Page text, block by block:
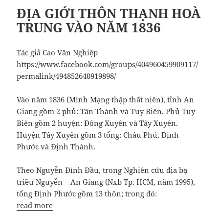
ĐỊA GIỚI THÔN THẠNH HOÀ
TRUNG VÀO NĂM 1836
Tác giả Cao Văn Nghiệp
https://www.facebook.com/groups/404960459909117/
permalink/494852640919898/
Vào năm 1836 (Minh Mạng thập thất niên), tỉnh An
Giang gồm 2 phủ: Tân Thành và Tuy Biên. Phủ Tuy
Biên gồm 2 huyện: Đông Xuyên và Tây Xuyên.
Huyện Tây Xuyên gồm 3 tổng: Châu Phú, Định
Phước và Định Thành.
Theo Nguyễn Đình Đầu, trong Nghiên cứu địa bạ
triều Nguyễn – An Giang (Nxb Tp. HCM, năm 1995),
tổng Định Phước gồm 13 thôn; trong đó:
read more